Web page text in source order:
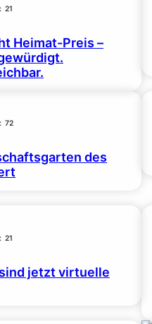
21
Heimat-Preis –
72
des
21
jetzt virtuelle